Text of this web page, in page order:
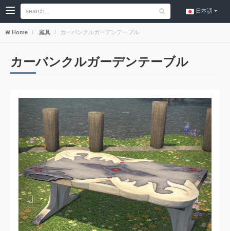
日本語
Home 庭具 カーバンクルガーデンテーブル
カーバンクルガーデンテーブル